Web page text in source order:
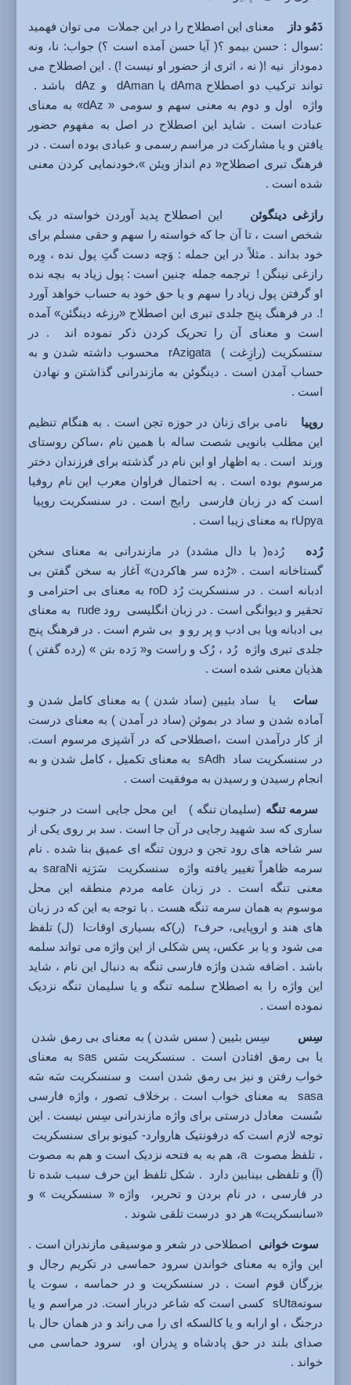
دَمُو داز
معنای این اصطلاح را در این جملات می توان فهمید
:سوال : حسن بیمو ؟( آیا حسن آمده است ؟) جواب: نا، ونه
دموداز نیه !( نه ، اثری از حضور او نیست !) . این اصطلاح می
تواند ترکیب دو اصطلاح dAma یا dAman و dAz باشد .
واژه اول و دوم به معنی سهم و سومی « dAz» به معنای
عبادت است . شاید این اصطلاح در اصل به مفهوم حضور
یافتن و یا مشارکت در مراسم رسمی و عبادی بوده است . در
فرهنگ تبری اصطلاح« دم انداز ویئن »،خودنمایی کردن معنی
شده است .
رازغی دینگوئن
این اصطلاح پدید آوردن خواسته در یک
شخص است ، تا آن جا که خواسته را سهم و حقی مسلم برای
خود بداند . مثلاً در این جمله : وَچه دست گتِ پول نده ، وِره
رازغی نینگن ! ترجمه جمله چنین است : پول زیاد به بچه نده
او گرفتن پول زیاد را سهم و یا حق خود به حساب خواهد آورد
!. در فرهنگ پنج جلدی تبری این اصطلاح «رزغه دینگئن» آمده
است و معنای آن را تحریک کردن ذکر نموده اند . در
سنسکریت (رازِغت ) rAzigata محسوب داشته شدن و به
حساب آمدن است . دینگوئن به مازندرانی گذاشتن و نهادن
است .
روپیا
نامی برای زنان در حوزه تجن است . به هنگام تنظیم
این مطلب بانویی شصت ساله با همین نام ،ساکن روستای
ورند است . به اظهار او این نام در گذشته برای فرزندان دختر
مرسوم بوده است . به احتمال فراوان معرب این نام روفیا
است که در زبان فارسی رایج است . در سنسکریت روپیا
rUpya به معنای زیبا است .
رُده
رُده( با دال مشدد) در مازندرانی به معنای سخن
گستاخانه است . «رُده سر هاکردن» آغاز به سخن گفتن بی
ادبانه است . در سنسکریت رُد roD به معنای بی احترامی و
تحقیر و دیوانگی است . در زبان انگلیسی رود rude به معنای
بی ادبانه ویا بی ادب و پر رو و بی شرم است . در فرهنگ پنج
جلدی تبری واژه رُد ، رُک و راست و« رَده بتن » (رده گفتن )
هذیان معنی شده است .
سات یا ساد بئیین (ساد شدن ) به معنای کامل شدن و
آماده شدن و ساد در بموئن (ساد در آمدن ) به معنای درست
از کار درآمدن است ،اصطلاحی که در آشپزی مرسوم است.
در سنسکریت ساد sAdh به معنای تکمیل ، کامل شدن و به
انجام رسیدن و رسیدن به موفقیت است .
سرمه تنگه (سلیمان تنگه ) این محل جایی است در جنوب
ساری که سد شهید رجایی در آن جا است . سد بر روی یکی از
سر شاخه های رود تجن و درون تنگه ای عمیق بنا شده . نام
سرمه ظاهراً تغییر یافته واژه سنسکریت سَرَنِه saraNi به
معنی تنگه است . در زبان عامه مردم منطقه این محل
موسوم به همان سرمه تنگه هست . با توجه به این که در زبان
های هند و اروپایی، حرفr (ر)که بسیاری اوقاتl (ل) تلفظ
می شود و یا بر عکس، پس شکلی از این واژه می تواند سلمه
باشد . اضافه شدن واژه فارسی تنگه به دنبال این نام ، شاید
این واژه را به اصطلاح سلمه تنگه و یا سلیمان تنگه نزدیک
نموده است .
سِس سِس بئیین ( سس شدن ) به معنای بی رمق شدن
یا بی رمق افتادن است . سنسکریت سَس sas به معنای
خواب رفتن و نیز بی رمق شدن است و سنسکریت سَه سَه
sasa به معنای خواب است . برخلاف تصور ، واژه فارسی
سُست معادل درستی برای واژه مازندرانی سِس نیست . این
توجه لازم است که درفونتیک هاروارد- کیونو برای سنسکریت
، تلفظ مصوت a، هم به به فتحه نزدیک است و هم به مصوت
(آ) و تلفظی بینابین دارد . شکل تلفظ این حرف سبب شده تا
در فارسی ، در نام بردن و تحریر، واژه « سنسکریت » و
«سانسکریت» هر دو درست تلقی شوند .
سوت خوانی اصطلاحی در شعر و موسیقی مازندران است .
این واژه به معنای خواندن سرود حماسی در تکریم رجال و
بزرگان قوم است . در سنسکریت و در حماسه ، سوت یا
سوتهsUta کسی است که شاعر دربار است. در مراسم و یا
درجنگ ، او ارابه و یا کالسکه ای را می راند و در همان حال با
صدای بلند در حق پادشاه و پدران او، سرود حماسی می
خواند .